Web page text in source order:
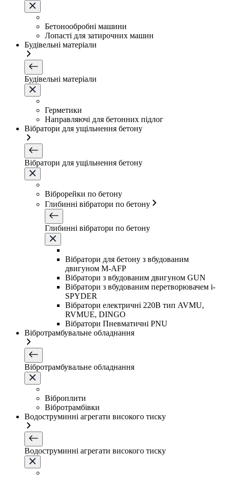
Бетонообробні машини
Лопасті для затирочних машин
Будівельні матеріали
Будівельні матеріали
Герметики
Направляючі для бетонних підлог
Вібратори для ущільнення бетону
Вібратори для ущільнення бетону
Віброрейки по бетону
Глибинні вібратори по бетону
Глибинні вібратори по бетону
Вібратори для бетону з вбудованим
двигуном M-AFP
Вібратори з вбудованим двигуном GUN
Вібратори з вбудованим перетворювачем i-
SPYDER
Вібратори електричні 220B тип AVMU,
RVMUE, DINGO
Вібратори Пневматичні PNU
Вібротрамбувальне обладнання
Вібротрамбувальне обладнання
Віброплити
Вібротрамбівки
Водоструминні агрегати високого тиску
Водоструминні агрегати високого тиску